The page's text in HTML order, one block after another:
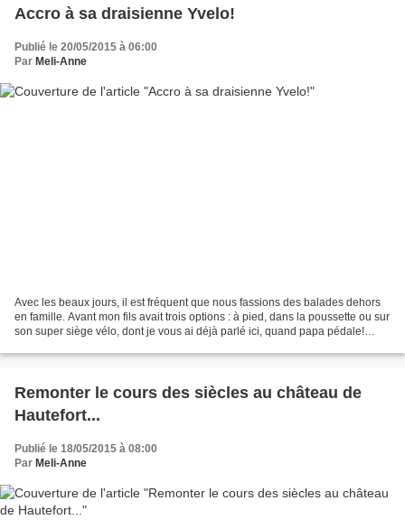
Accro à sa draisienne Yvelo!
Publié le 20/05/2015 à 06:00
Par Meli-Anne
Avec les beaux jours, il est fréquent que nous fassions des balades dehors
en famille. Avant mon fils avait trois options : à pied, dans la poussette ou sur
son super siège vélo, dont je vous ai déjà parlé ici, quand papa pédale!
Remonter le cours des siècles au château de
Hautefort...
Publié le 18/05/2015 à 08:00
Par Meli-Anne